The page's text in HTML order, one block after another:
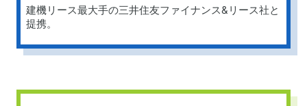
建機リース最大手の三井住友ファイナンス&リース社と
提携。